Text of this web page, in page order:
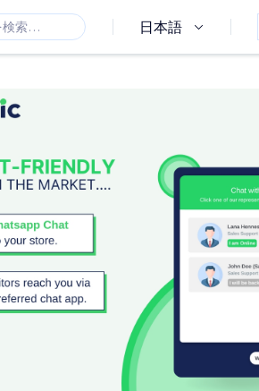
日本語